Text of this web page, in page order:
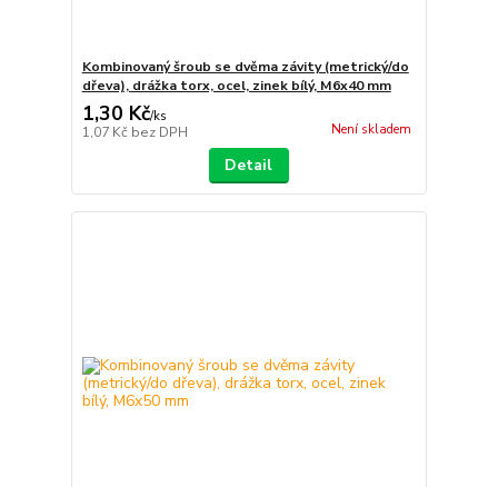
Kombinovaný šroub se dvěma závity (metrický/do
dřeva), drážka torx, ocel, zinek bílý, M6x40 mm
1,30 Kč/ks
1,07 Kč bez DPH Není skladem
Detail